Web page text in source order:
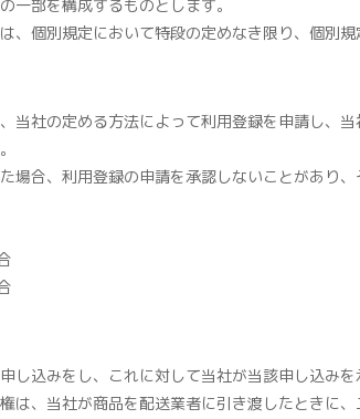
一部を構成するものとします。
個別規定において特段の定めなき限り、個別規
当社の定める方法によって利用登録を申請し、
場合、利用登録の申請を承認しないことがあり
し込みをし、これに対して当社が当該申し込み
、当社が商品を配送業者に引き渡したときに、